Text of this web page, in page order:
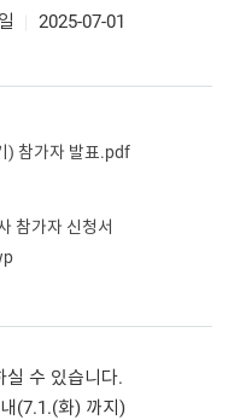
2025-07-01
) 참가자 발표.pdf
참가자 신청서
실 수 있습니다.
(7.1.(화) 까지)